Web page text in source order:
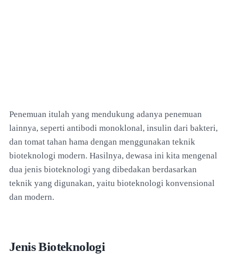
Penemuan itulah yang mendukung adanya penemuan
lainnya, seperti antibodi monoklonal, insulin dari bakteri,
dan tomat tahan hama dengan menggunakan teknik
bioteknologi modern. Hasilnya, dewasa ini kita mengenal
dua jenis bioteknologi yang dibedakan berdasarkan
teknik yang digunakan, yaitu bioteknologi konvensional
dan modern.
Jenis Bioteknologi